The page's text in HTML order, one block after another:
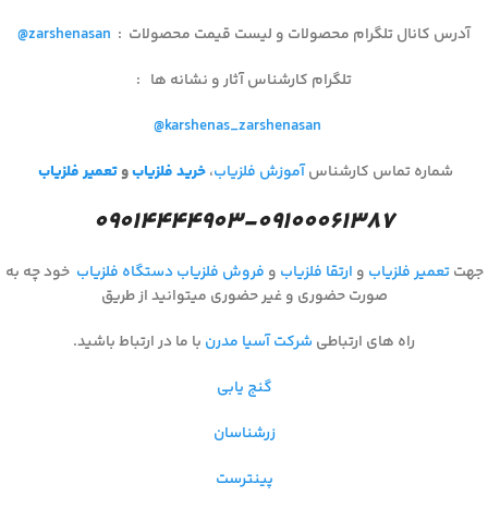
آدرس کانال تلگرام محصولات و لیست قیمت محصولات :
@zarshenasan
تلگرام کارشناس آثار و نشانه ها :
@karshenas_zarshenasan
شماره تماس کارشناسآموزش فلزیاب،خرید فلزیابوتعمیر فلزیاب
۰۹۰۱۴۴۴۴۹۰۳-۰۹۱۰۰۰۶۱۳۸۷
جهتتعمیر فلزیاب و ارتقا فلزیاب و فروش فلزیاب دستگاه فلزیاب خود چه به
صورت حضوری و غیر حضوری میتوانید از طریق
راه های ارتباطی شرکت آسیا مدرن با ما در ارتباط باشید.
گنج یابی
زرشناسان
پینترست